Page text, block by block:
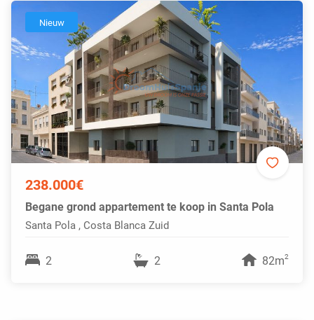
Nieuw
238.000€
Begane grond appartement te koop in Santa Pola
Santa Pola , Costa Blanca Zuid
2 2 82m2